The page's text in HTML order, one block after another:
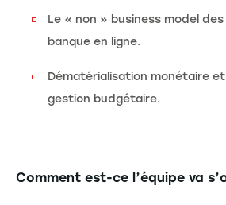
Le « non » business model
banque en ligne.
Dématérialisation monétaire
gestion budgétaire.
Comment est-ce l’équipe va